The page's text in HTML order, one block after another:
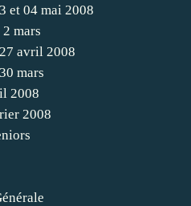
et 04 mai 2008
mars
avril 2008
mars
2008
2008